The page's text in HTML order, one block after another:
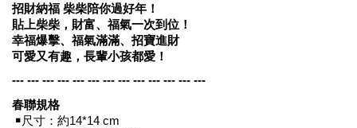
招財納福 柴柴陪你過好年！
貼上柴柴，財富、福氣一次到位！
幸福爆擊、福氣滿滿、招寶進財
可愛又有趣，長輩小孩都愛！
--- --- --- --- --- --- --- --- --- --- --- --- ---
春聯規格
￭尺寸：約14*14 cm